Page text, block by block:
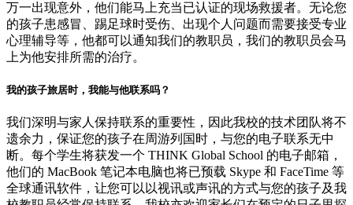
万一出现意外，他们能马上充当已认证的现场救援者。无论您
的孩子患感冒、踢足球时受伤、出现个人问题而需要接受专业
心理辅导等，他都可以通知我们的教职员，我们的教职员会马
上为他安排所需的治疗。
我的孩子旅居时，我能与他联系吗？
我们深明与家人保持联系的重要性，因此我校的技术团队将不
遗余力，保证您的孩子在周游列国时，与您的电子联系无中
断。每个学生将获发一个 THINK Global School 的电子邮箱，
他们的 MacBook 笔记本电脑也将已预载 Skype 和 FaceTime 等
全球通讯软件，让您可以以视讯或声讯的方式与您的孩子及我